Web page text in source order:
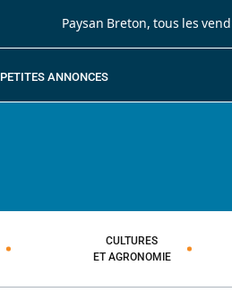
Paysan Breton, tous les
PETITES ANNONCES
CULTURES
ET AGRONOMIE